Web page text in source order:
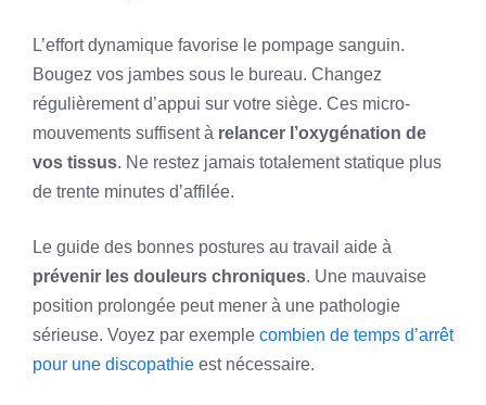
L’effort dynamique favorise le pompage sanguin.
Bougez vos jambes sous le bureau. Changez
régulièrement d’appui sur votre siège. Ces micro-
mouvements suffisent à relancer l’oxygénation de
vos tissus. Ne restez jamais totalement statique plus
de trente minutes d’affilée.
Le guide des bonnes postures au travail aide à
prévenir les douleurs chroniques. Une mauvaise
position prolongée peut mener à une pathologie
sérieuse. Voyez par exemple combien de temps d’arrêt
pour une discopathie est nécessaire.